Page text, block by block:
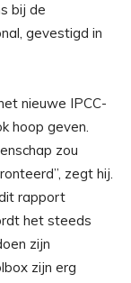
bij de
gevestigd in
nieuwe IPCC-
hoop geven.
zou
zegt hij.
rapport
het steeds
zijn
zijn erg